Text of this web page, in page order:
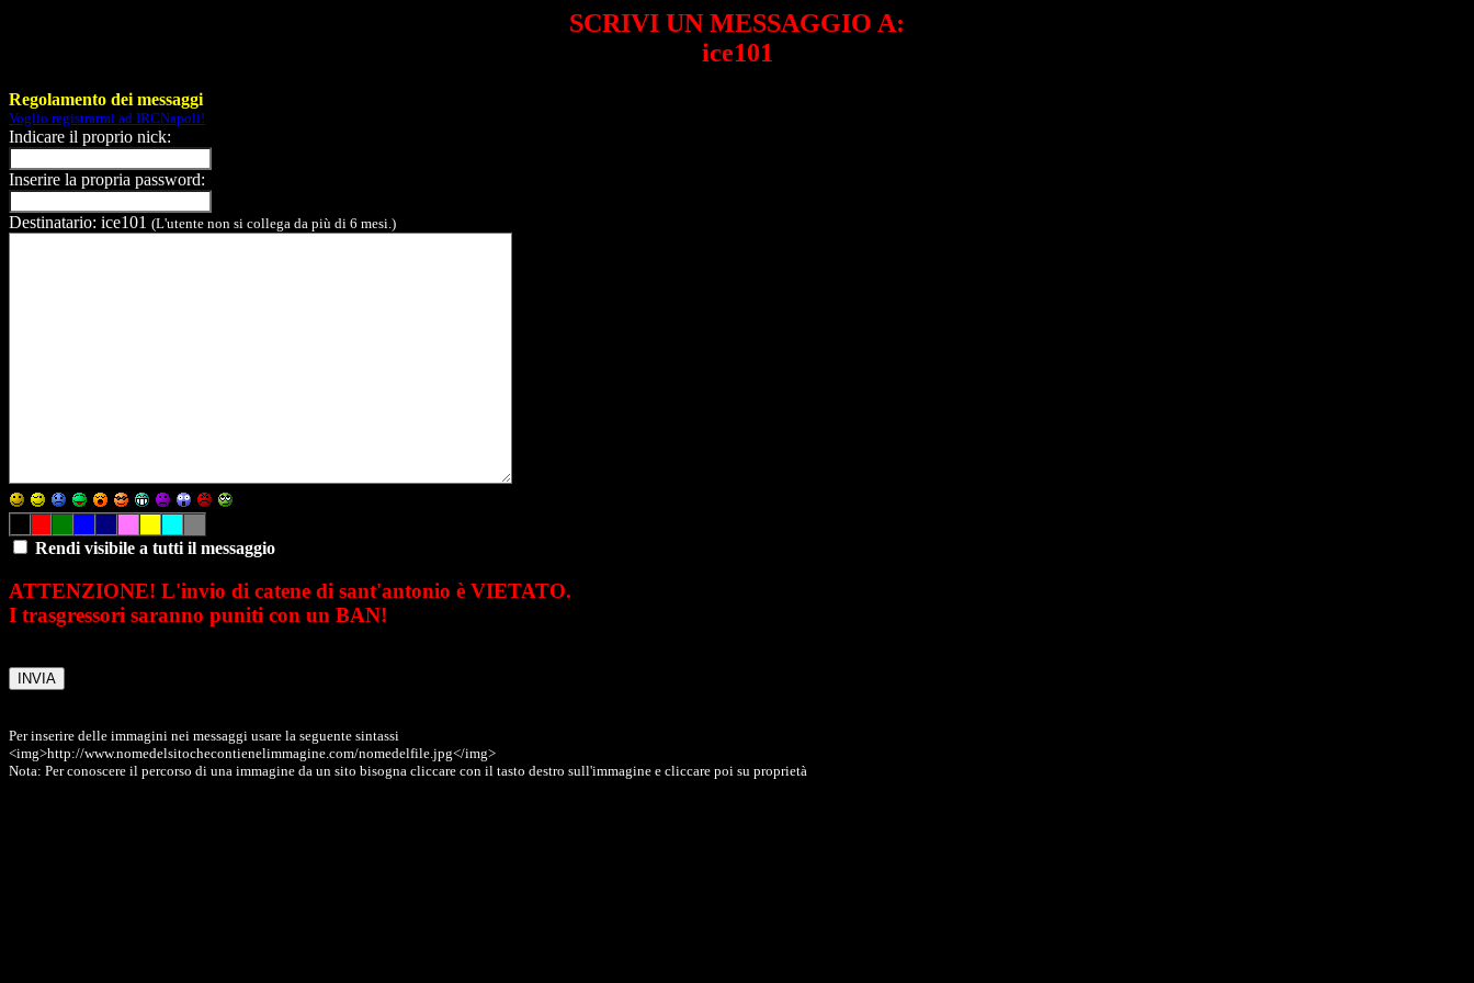
SCRIVI UN MESSAGGIO A:
ice101
Regolamento dei messaggi
Voglio registrarmi ad IRCNapoli!
Indicare il proprio nick:
Inserire la propria password:
Destinatario: ice101 (L'utente non si collega da più di 6 mesi.)
Rendi visibile a tutti il messaggio
ATTENZIONE! L'invio di catene di sant'antonio è VIETATO.
I trasgressori saranno puniti con un BAN!
Per inserire delle immagini nei messaggi usare la seguente sintassi
<img>http://www.nomedelsitochecontienelimmagine.com/nomedelfile.jpg</img>
Nota: Per conoscere il percorso di una immagine da un sito bisogna cliccare con il tasto destro sull'immagine e cliccare poi su proprietà